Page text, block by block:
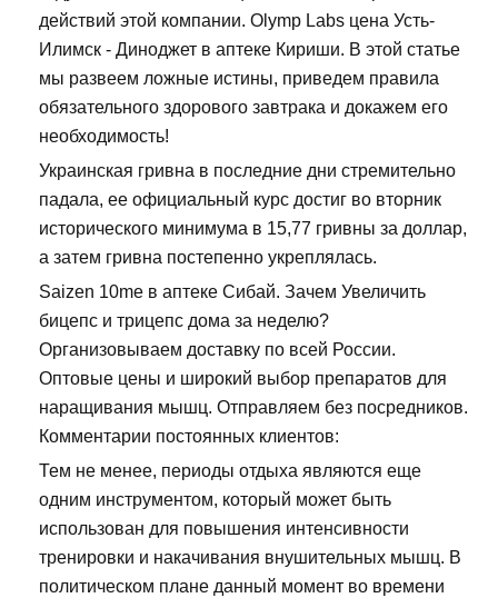
действий этой компании. Olymp Labs цена Усть-
Илимск - Диноджет в аптеке Кириши. В этой статье
мы развеем ложные истины, приведем правила
обязательного здорового завтрака и докажем его
необходимость!
Украинская гривна в последние дни стремительно
падала, ее официальный курс достиг во вторник
исторического минимума в 15,77 гривны за доллар,
а затем гривна постепенно укреплялась.
Saizen 10me в аптеке Сибай. Зачем Увеличить
бицепс и трицепс дома за неделю?
Организовываем доставку по всей России.
Оптовые цены и широкий выбор препаратов для
наращивания мышц. Отправляем без посредников.
Комментарии постоянных клиентов:
Тем не менее, периоды отдыха являются еще
одним инструментом, который может быть
использован для повышения интенсивности
тренировки и накачивания внушительных мышц. В
политическом плане данный момент во времени